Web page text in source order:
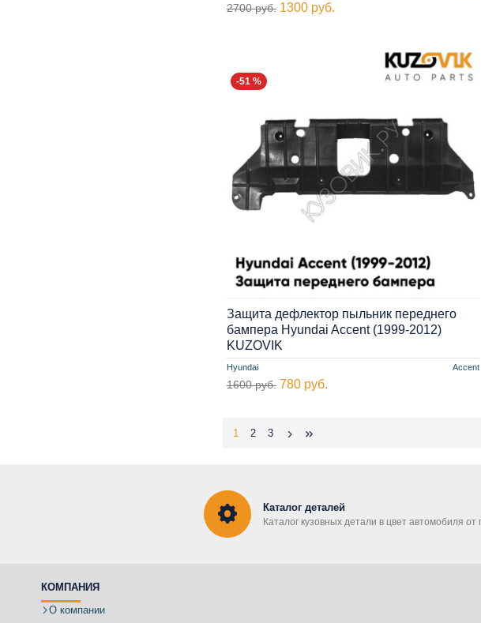
2700 руб. 1300 руб.
-51 %
Hyundai Accent
Защита дефлектор пыльник переднего
бампера Hyundai Accent (1999-2012)
KUZOVIK
1600 руб. 780 руб.
1 2 3
Каталог деталей
Каталог кузовных детали в цвет автомобиля от
КОМПАНИЯ
О компании